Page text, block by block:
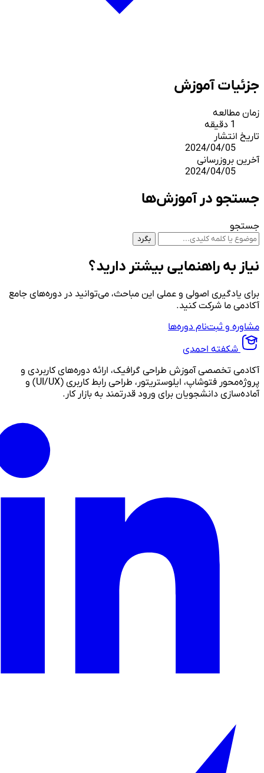
جزئیات آموزش
زمان مطالعه
تاریخ انتشار
2024/04/05
آخرین بروزرسانی
2024/04/05
جستجو در آموزش‌ها
جستجو
بگرد
نیاز به راهنمایی بیشتر دارید؟
برای یادگیری اصولی و عملی این مباحث، می‌توانید در دوره‌های جامع
آکادمی ما شرکت کنید.
مشاوره و ثبت‌نام دوره‌ها
شکفته احمدی
آکادمی تخصصی آموزش طراحی گرافیک، ارائه دوره‌های کاربردی و
پروژه‌محور فتوشاپ، ایلوستریتور، طراحی رابط کاربری (UI/UX) و
آماده‌سازی دانشجویان برای ورود قدرتمند به بازار کار.